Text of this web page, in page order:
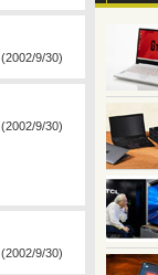
(2002/9/30)
(2002/9/30)
(2002/9/30)